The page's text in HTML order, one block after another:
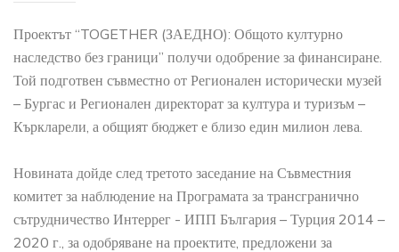
Проектът “TOGETHER (ЗАЕДНО): Общото културно
наследство без граници” получи одобрение за финансиране.
Той подготвен съвместно от Регионален исторически музей
– Бургас и Регионален директорат за култура и туризъм –
Къркларели, а общият бюджет е близо един милион лева.
Новината дойде след третото заседание на Съвместния
комитет за наблюдение на Програмата за трансгранично
сътрудничество Интеррег - ИПП България – Турция 2014 –
2020 г., за одобряване на проектите, предложени за